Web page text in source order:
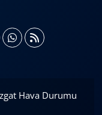
Hava Durumu